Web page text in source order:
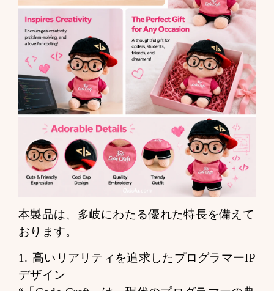
本製品は、多岐にわたる優れた特長を備えて
おります。
1. 高いリアリティを追求したプログラマーIP
デザイン